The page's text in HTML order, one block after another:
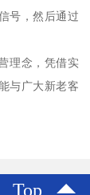
号，然后通过
理念，凭借实
与广大新老客
Top